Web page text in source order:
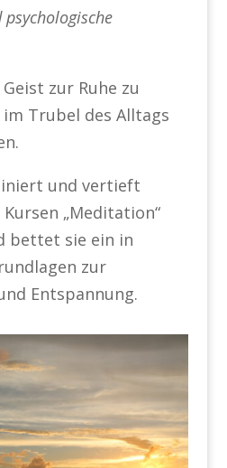
psychologische
zur Ruhe zu
Trubel des Alltags
und vertieft
„Meditation“
bettet sie ein in
zur
Entspannung.